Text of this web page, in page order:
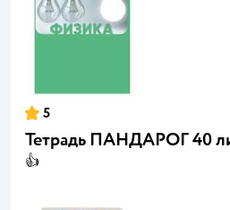
5
Тетрадь ПАНДАРОГ 40
👍